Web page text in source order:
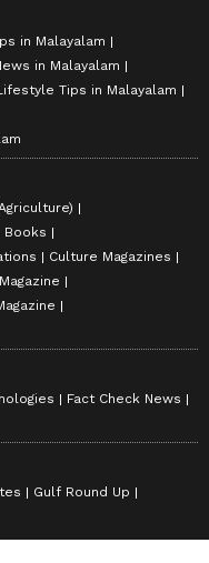
in Malayalam
in Malayalam
Tips in Malayalam
Books
Culture Magazines
Fact Check News
Gulf Round Up